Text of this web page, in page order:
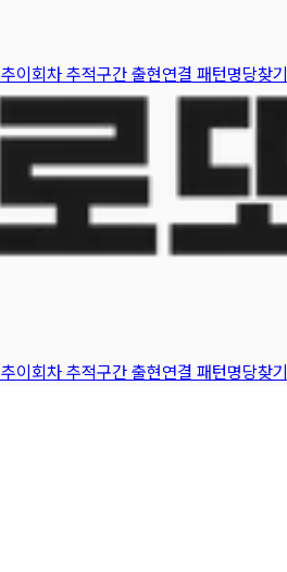
추이 회차 추적구간 출현연결 패턴명당찾기
추이 회차 추적구간 출현연결 패턴명당찾기